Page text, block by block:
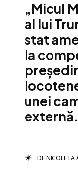
„Micul
al lui
stat
la
unei
externă.
DENICOLETA